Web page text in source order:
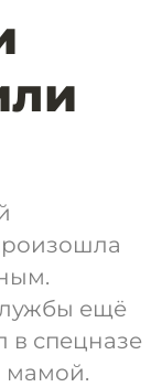
ещё
в спецназе
мамой.